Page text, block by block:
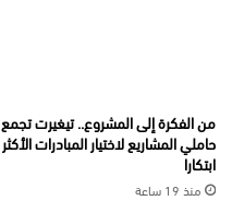
من الفكرة إلى المشروع.. تيغيرت تجمع
حاملي المشاريع لاختيار المبادرات الأكثر
ابتكارا
منذ 19 ساعة